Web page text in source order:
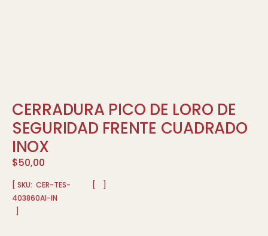
CERRADURA PICO DE LORO DE
SEGURIDAD FRENTE CUADRADO
INOX
$50,00
[ SKU: CER-TES-
403860AI-IN
]
[ ]